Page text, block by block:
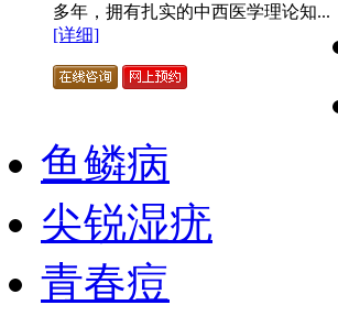
多年，拥有扎实的中西医学理论知...
[详细]
鱼鳞病
尖锐湿疣
青春痘